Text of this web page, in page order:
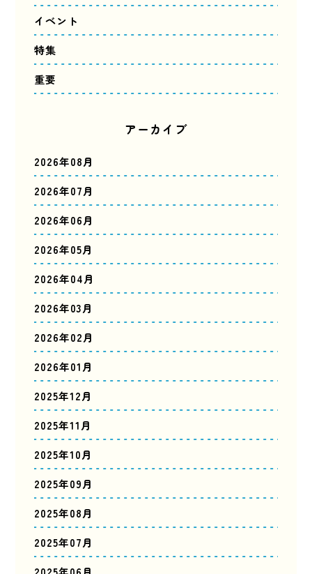
イベント
特集
重要
アーカイブ
2026年08月
2026年07月
2026年06月
2026年05月
2026年04月
2026年03月
2026年02月
2026年01月
2025年12月
2025年11月
2025年10月
2025年09月
2025年08月
2025年07月